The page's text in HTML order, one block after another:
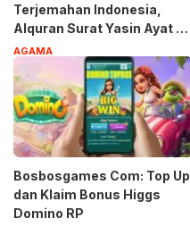
Terjemahan Indonesia,
Alquran Surat Yasin Ayat 1-
83
AGAMA
Bosbosgames Com: Top Up
dan Klaim Bonus Higgs
Domino RP